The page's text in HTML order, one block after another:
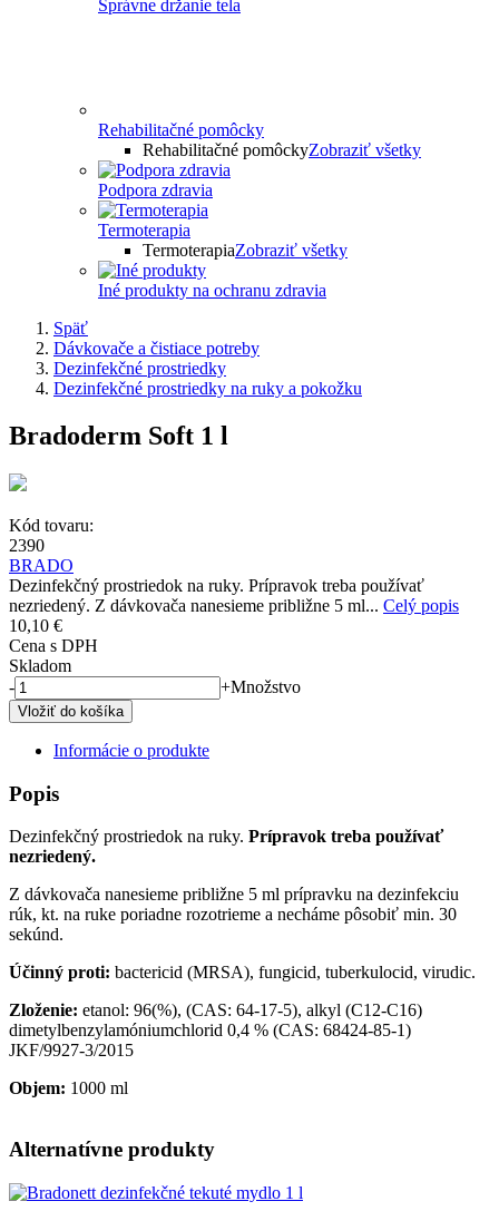
Správne držanie tela
Rehabilitačné pomôcky
Rehabilitačné pomôckyZobraziť všetky
Podpora zdravia
Termoterapia
TermoterapiaZobraziť všetky
Iné produkty na ochranu zdravia
Späť
Dávkovače a čistiace potreby
Dezinfekčné prostriedky
Dezinfekčné prostriedky na ruky a pokožku
Bradoderm Soft 1 l
Kód tovaru:
2390
BRADO
Dezinfekčný prostriedok na ruky. Prípravok treba používať
nezriedený. Z dávkovača nanesieme približne 5 ml... Celý popis
10,10 €
Cena s DPH
Skladom
-
+Množstvo
Informácie o produkte
Popis
Dezinfekčný prostriedok na ruky. Prípravok treba používať
nezriedený.
Z dávkovača nanesieme približne 5 ml prípravku na dezinfekciu
rúk, kt. na ruke poriadne rozotrieme a necháme pôsobiť min. 30
sekúnd.
Účinný proti: bactericid (MRSA), fungicid, tuberkulocid, virudic.
Zloženie: etanol: 96(%), (CAS: 64-17-5), alkyl (C12-C16)
dimetylbenzylamóniumchlorid 0,4 % (CAS: 68424-85-1)
JKF/9927-3/2015
Objem: 1000 ml
Alternatívne produkty
Obrázok